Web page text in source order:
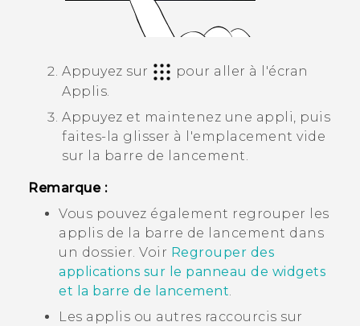
Appuyez sur
pour aller à l'écran
Applis.
Appuyez et maintenez une appli, puis
faites-la glisser à l'emplacement vide
sur la barre de lancement.
Remarque :
Vous pouvez également regrouper les
applis de la barre de lancement dans
un dossier. Voir Regrouper des
applications sur le panneau de widgets
et la barre de lancement.
Les applis ou autres raccourcis sur